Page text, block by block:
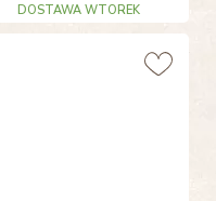
DOSTAWA WTOREK